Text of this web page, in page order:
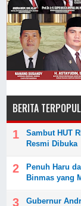
BERITA
Sambut HUT
Resmi Dibuka
Penuh Haru
Binmas yang
Gubernur